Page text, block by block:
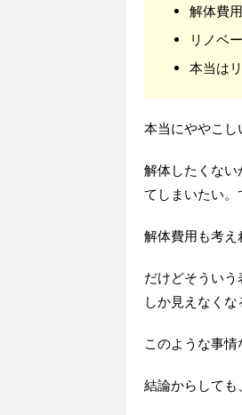
解体費
リノベ
本当は
本当にややこし
解体したくな
てしまいたい。
解体費用も考え
だけどそうい
しか見えなくな
このような事情
結論からしても